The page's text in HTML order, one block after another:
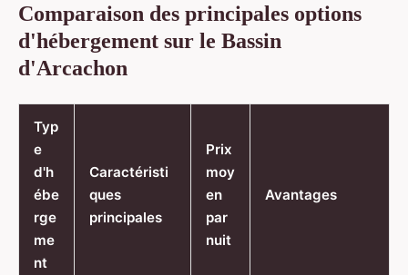
Comparaison des principales options
d'hébergement sur le Bassin
d'Arcachon
Typ
e
d'h
ébe
rge
me
nt
Caractéristi
ques
principales
Prix
moy
en
par
nuit
Avantages